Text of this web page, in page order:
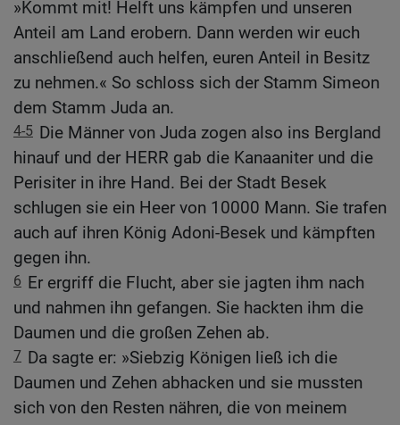
»Kommt mit! Helft uns kämpfen und unseren
Anteil am Land erobern. Dann werden wir euch
anschließend auch helfen, euren Anteil in Besitz
zu nehmen.« So schloss sich der Stamm Simeon
dem Stamm Juda an.
4-5 Die Männer von Juda zogen also ins Bergland
hinauf und der HERR gab die Kanaaniter und die
Perisiter in ihre Hand. Bei der Stadt Besek
schlugen sie ein Heer von 10000 Mann. Sie trafen
auch auf ihren König Adoni-Besek und kämpften
gegen ihn.
6 Er ergriff die Flucht, aber sie jagten ihm nach
und nahmen ihn gefangen. Sie hackten ihm die
Daumen und die großen Zehen ab.
7 Da sagte er: »Siebzig Königen ließ ich die
Daumen und Zehen abhacken und sie mussten
sich von den Resten nähren, die von meinem